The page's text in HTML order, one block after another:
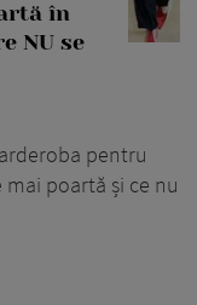
în
NU se
pentru
poartă și ce nu